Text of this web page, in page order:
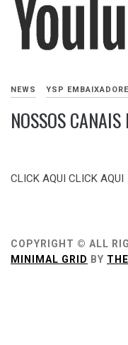
NEWS YSP
NOSSOS
2020
CLICK AQUI CLICK AQUI
COPYRIGHT © ALL
MINIMAL GRID BY